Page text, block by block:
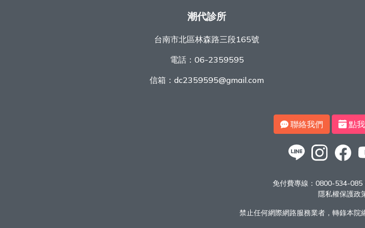
潮代診所
台南市北區林森路三段165號
電話： 06-2359595
信箱： dc2359595@gmail.com
聯絡我們 點
免付費專線： 0800-534-085
隱私權保護政
禁止任何網際網路服務業者，轉錄本院